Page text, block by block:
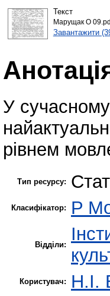
Текст
Марущак О
Завантажити
У
рівнем
Тип ресурсу:
Класифікатор: P
Відділи:
Користувач: Н.І.